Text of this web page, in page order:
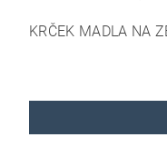
KRČEK MADLA NA